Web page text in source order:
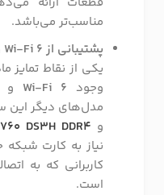
مناسب‌تر می‌باشد.
پشتیبانی از Wi-Fi 6 و بلوتوث داخلی:
یکی از نقاط تمایز
وجود Wi-Fi 6 و
مدل‌های دیگر این
و DS3H DDR4
نیاز به کارت
کاربرانی که به
است.